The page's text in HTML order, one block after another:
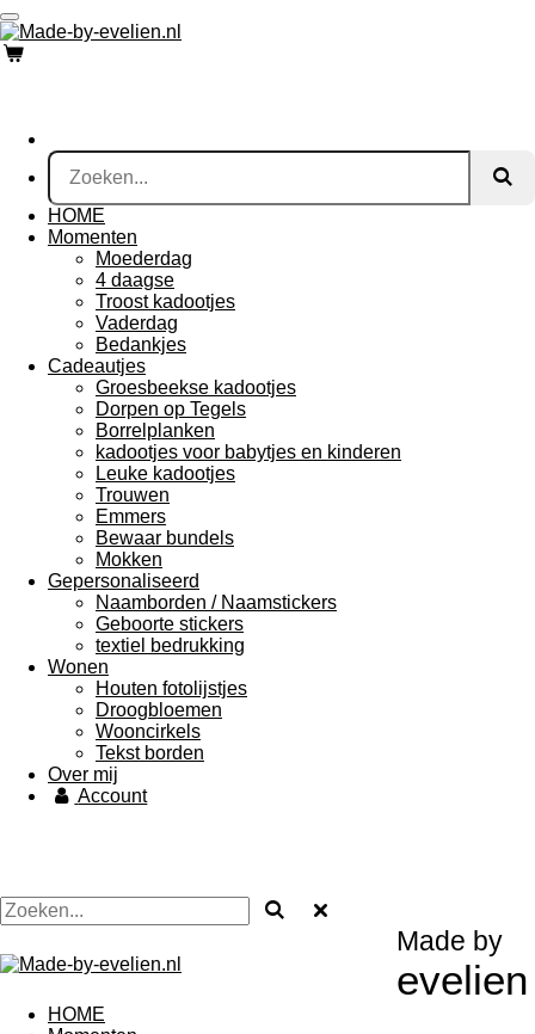
Ga
direct
naar
HOME
Momenten
Moederdag
4 daagse
Troost kadootjes
Vaderdag
Bedankjes
Cadeautjes
Groesbeekse kadootjes
Dorpen op Tegels
Borrelplanken
kadootjes voor babytjes en kinderen
Leuke kadootjes
Trouwen
Emmers
Bewaar bundels
Mokken
Gepersonaliseerd
Naamborden / Naamstickers
Geboorte stickers
textiel bedrukking
Wonen
Houten fotolijstjes
Droogbloemen
Wooncirkels
Tekst borden
Over mij
Account
Made by
evelien
HOME